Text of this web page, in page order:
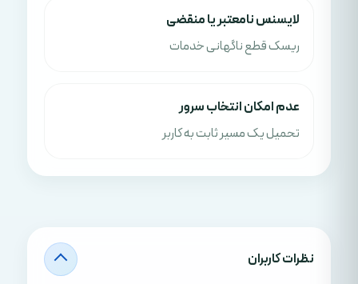
لایسنس نامعتبر یا منقضی
ریسک قطع ناگهانی خدمات
عدم امکان انتخاب سرور
تحمیل یک مسیر ثابت به کاربر
نظرات کاربران